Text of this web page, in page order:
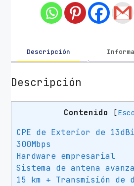
e
s
I
Descripción
Descripción
Contenido [
CPE de Exterior de
300Mbps
Hardware empresarial
Sistema de antena
15 km + Transmisión de